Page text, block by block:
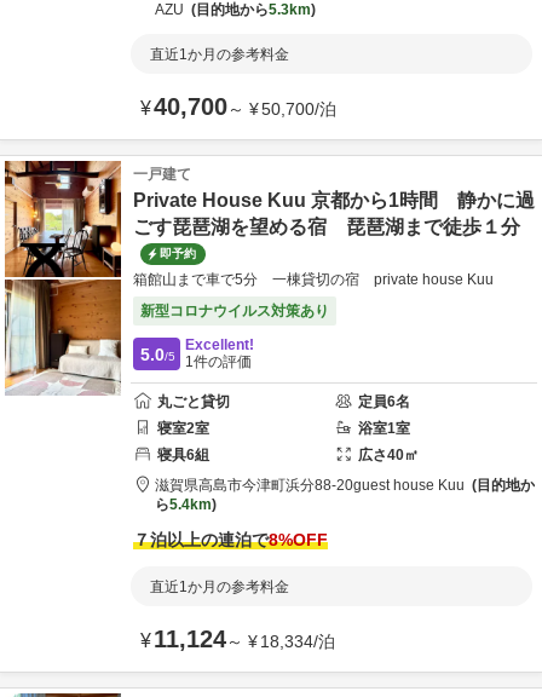
AZU
目的地から5.3km
直近1か月の参考料金
¥40,700～ ¥50,700/泊
一戸建て
Private House Kuu 京都から1時間 静かに過
ごす琵琶湖を望める宿 琵琶湖まで徒歩１分
即予約
箱館山まで車で5分 一棟貸切の宿 private house Kuu
新型コロナウイルス対策あり
5.0/5
Excellent!
1件の評価
丸ごと貸切 定員6名
寝室2室 浴室1室
寝具6組 広さ40㎡
滋賀県高島市今津町浜分88-20guest house Kuu
目的地か
ら5.4km
７泊以上の連泊で8%OFF
直近1か月の参考料金
¥11,124～ ¥18,334/泊